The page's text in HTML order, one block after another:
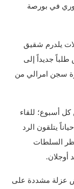
في بورصة
يلدرم شقيق
جديداً إلى
سجن امرالي من
كل أسبوع؛ للقاء
يتلقون الرد
السلطات
أوجلان.
عزلة مشددة على